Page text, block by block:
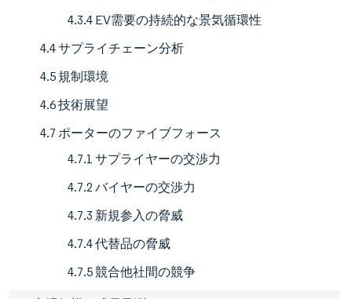
4.3.4 EV需要の持続的な景気循環性
4.4 サプライチェーン分析
4.5 規制環境
4.6 技術展望
4.7 ポーターのファイブフォース
4.7.1 サプライヤーの交渉力
4.7.2 バイヤーの交渉力
4.7.3 新規参入の脅威
4.7.4 代替品の脅威
4.7.5 競合他社間の競争